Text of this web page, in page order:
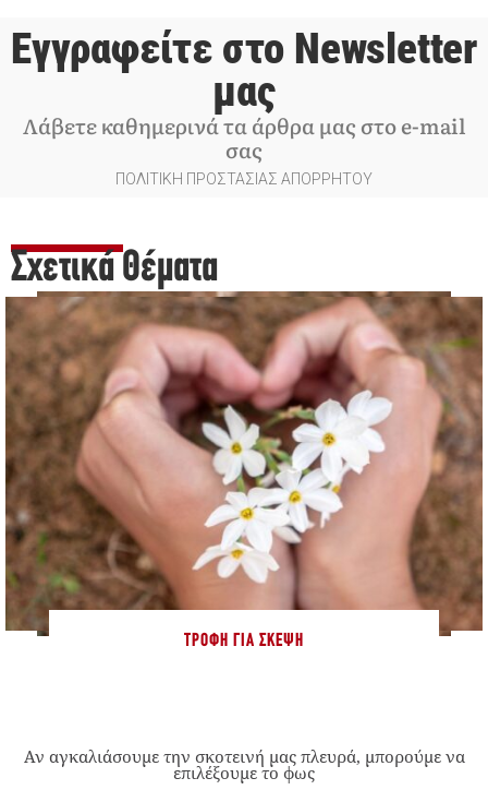
Εγγραφείτε στο Newsletter
μας
Λάβετε καθημερινά τα άρθρα μας στο e-mail
σας
ΠΟΛΙΤΙΚΗ ΠΡΟΣΤΑΣΙΑΣ ΑΠΟΡΡΗΤΟΥ
Σχετικά Θέματα
ΤΡΟΦΉ ΓΙΑ ΣΚΈΨΗ
Αν αγκαλιάσουμε την σκοτεινή μας πλευρά, μπορούμε να
επιλέξουμε το φως